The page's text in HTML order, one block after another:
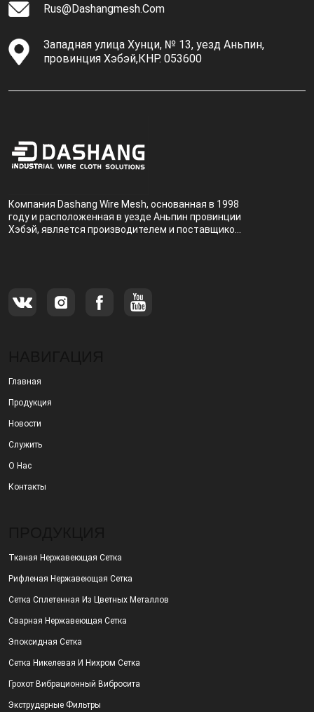
Rus@dashangmesh.com
Западная улица Хунци, № 13, уезд Аньпин,
провинция Хэбэй,КНР. 053600
Компания Dashang Wire Mesh, основанная в 1998
году и расположенная в уезде Аньпин провинции
Хэбэй, является производителем и поставщиком,
Главная
Продукция
Новости
Служить
О Нас
Контакты
Тканая Нержавеющая Сетка
Рифленая Нержавеющая Сетка
Сетка Сплетенная Из Цветных Металлов
Сварная Нержавеющая Сетка
Эпоксидная Сетка
Сетка Никелевая И Нихром Сетка
Грохот Вибрационный Вибросита
Экструдерные Фильтры